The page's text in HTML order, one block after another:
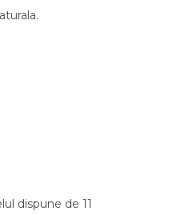
dispune de 11